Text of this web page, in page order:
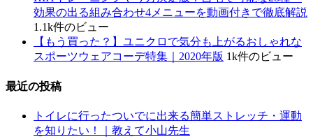
効果の出る組み合わせ4メニューを動画付きで徹底解説
1.1k件のビュー
【もう買った？】ユニクロで気分も上がるおしゃれな
スポーツウェアコーデ特集｜2020年版 1k件のビュー
最近の投稿
トイレに行ったついでに出来る簡単ストレッチ・運動
を知りたい！｜教えて小山先生